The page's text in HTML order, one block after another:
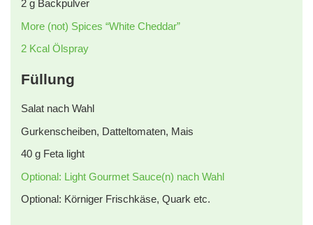
2 g Backpulver
More (not) Spices “White Cheddar”
2 Kcal Ölspray
Füllung
Salat nach Wahl
Gurkenscheiben, Datteltomaten, Mais
40 g Feta light
Optional: Light Gourmet Sauce(n) nach Wahl
Optional: Körniger Frischkäse, Quark etc.